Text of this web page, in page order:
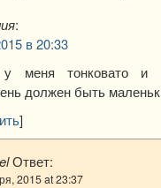
:
в 20:33
меня тонковато и
должен быть
]
Ответ:
2015 at 23:37